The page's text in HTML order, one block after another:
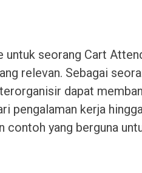
seorang Cart
relevan. Sebagai
dapat
pengalaman kerja
contoh yang berguna